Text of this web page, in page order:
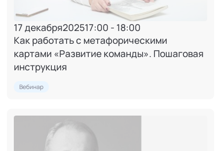
17 декабря202517:00 - 18:00
Как работать с метафорическими
картами «Развитие команды». Пошаговая
инструкция
Вебинар